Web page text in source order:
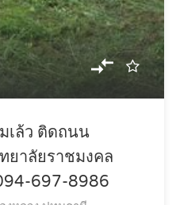
เล้ว ติดถนน
ยาลัยราชมงคล
697-8986